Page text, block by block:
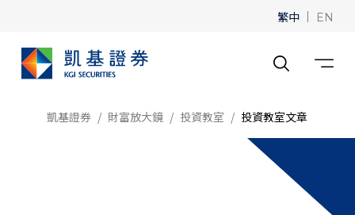
繁中 | EN
凱基證券 財富放大鏡 投資教室 投資教室文章